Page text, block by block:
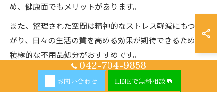
め、健康面でもメリットがあります。
また、整理された空間は精神的なストレス軽減にもつな
がり、日々の生活の質を高める効果が期待できるため、
積極的な不用品処分がおすすめです。
ゴミ屋敷予防のための日頃からの整理整頓
042-704-9858
お問い合わせ LINEで無料相談